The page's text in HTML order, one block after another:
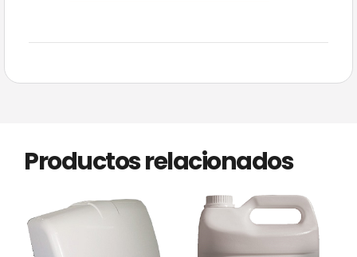
Cod
Productos relacionados